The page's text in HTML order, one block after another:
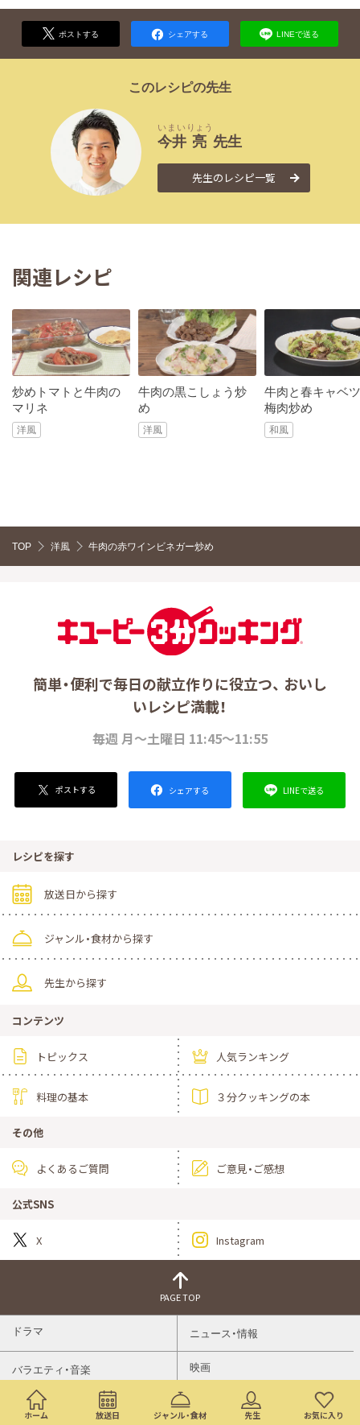
ホーム 放送日 ジャンル・食材 先生 お気に入り
ポストする シェアする LINEで送る
このレシピの先生
今井
いまい
亮
りょう
先生
先生のレシピ一覧
関連レシピ
炒めトマトと牛肉の
マリネ
洋風
牛肉の黒こしょう炒
め
洋風
牛肉と春キャベ
梅肉炒め
和風
TOP 洋風 牛肉の赤ワインビネガー炒め
簡単・便利で毎日の献立作りに役立つ、 おいし
いレシピ満載！
毎週 月～土曜日 11:45～11:55
ポストする シェアする LINEで送る
レシピを探す
放送日から探す
ジャンル・食材から探す
先生から探す
コンテンツ
トピックス 人気ランキング
料理の基本 ３分クッキングの本
その他
よくあるご質問 ご意見・ご感想
公式SNS
X Instagram
PAGE TOP
ドラマ ニュース・情報
バラエティ・音楽 映画
スポーツ アニメ